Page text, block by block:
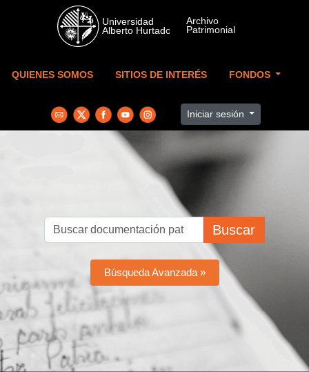
Skip to main content
QUIENES SOMOS SITIOS DE INTERÉS FONDOS
Iniciar sesión
Buscar
Búsqueda Avanzada »